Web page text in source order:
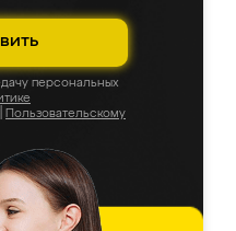
персональных
Пользовательскому